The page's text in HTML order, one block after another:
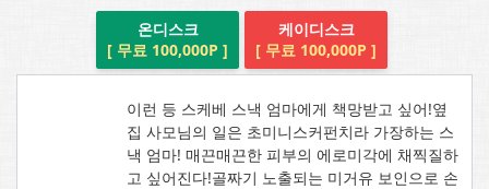
온디스크
[ 무료 100,000P ]
케이디스크
[ 무료 100,000P ]
이런 등 스케베 스낵 엄마에게 책망받고 싶어!옆
집 사모님의 일은 초미니스커펀치라 가장하는 스
낵 엄마! 매끈매끈한 피부의 에로미각에 채찍질하
고 싶어진다!골짜기 노출되는 미거유 보인으로 손